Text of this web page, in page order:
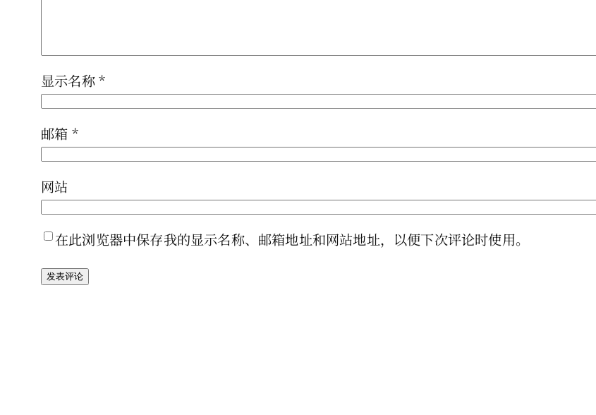
显示名称*
邮箱 *
网站
在此浏览器中保存我的显示名称、邮箱地址和网站地址，以便下次评论时使用。